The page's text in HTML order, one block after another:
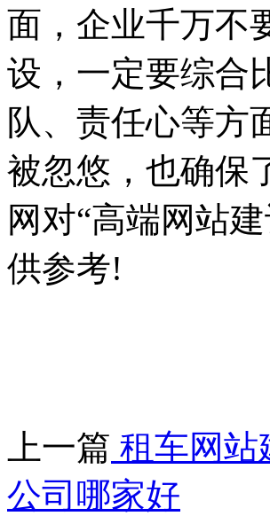
面，企业千万不
设，一定要综合
队、责任心等方
被忽悠，也确保
网对“高端网站
供参考!
上一篇 租车网站
公司哪家好